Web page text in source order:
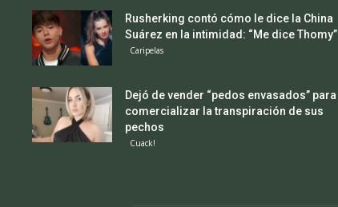
Rusherking contó cómo le dice la China
Suárez en la intimidad: “Me dice Thomy”
Caripelas
Dejó de vender “pedos envasados” para
comercializar la transpiración de sus
pechos
Cuack!